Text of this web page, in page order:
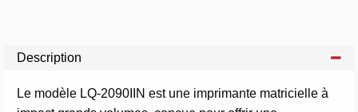
Description
Le modèle LQ-2090IIN est une imprimante matricielle à